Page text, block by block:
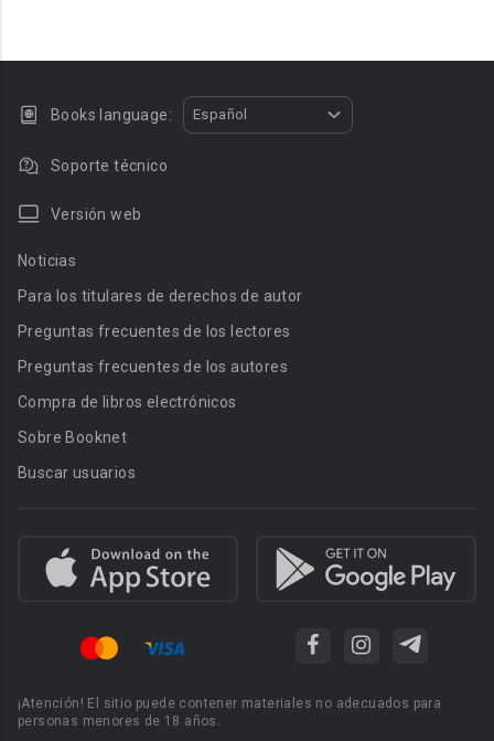
Books language: Español
Soporte técnico
Versión web
Noticias
Para los titulares de derechos de autor
Preguntas frecuentes de los lectores
Preguntas frecuentes de los autores
Compra de libros electrónicos
Sobre Booknet
Buscar usuarios
¡Atención! El sitio puede contener materiales no adecuados para
personas menores de 18 años.